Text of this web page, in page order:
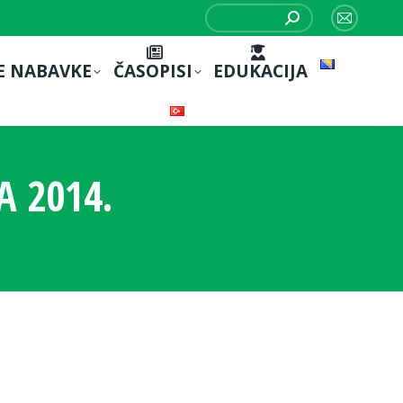
Search:
Mail
NABAVKE ČASOPISI EDUKACIJA
2014.